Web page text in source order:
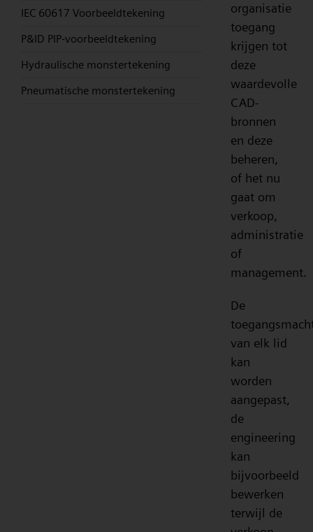
IEC 60617 Voorbeeldtekening
P&ID PIP-voorbeeldtekening
Hydraulische monstertekening
Pneumatische monstertekening
organisatie
toegang
krijgen tot
deze
waardevolle
CAD-
bronnen
en deze
beheren,
of het nu
gaat om
verkoop,
administratie
of
management.
De
van elk lid
kan
worden
aangepast,
de
engineering
kan
bijvoorbeeld
bewerken
terwijl de